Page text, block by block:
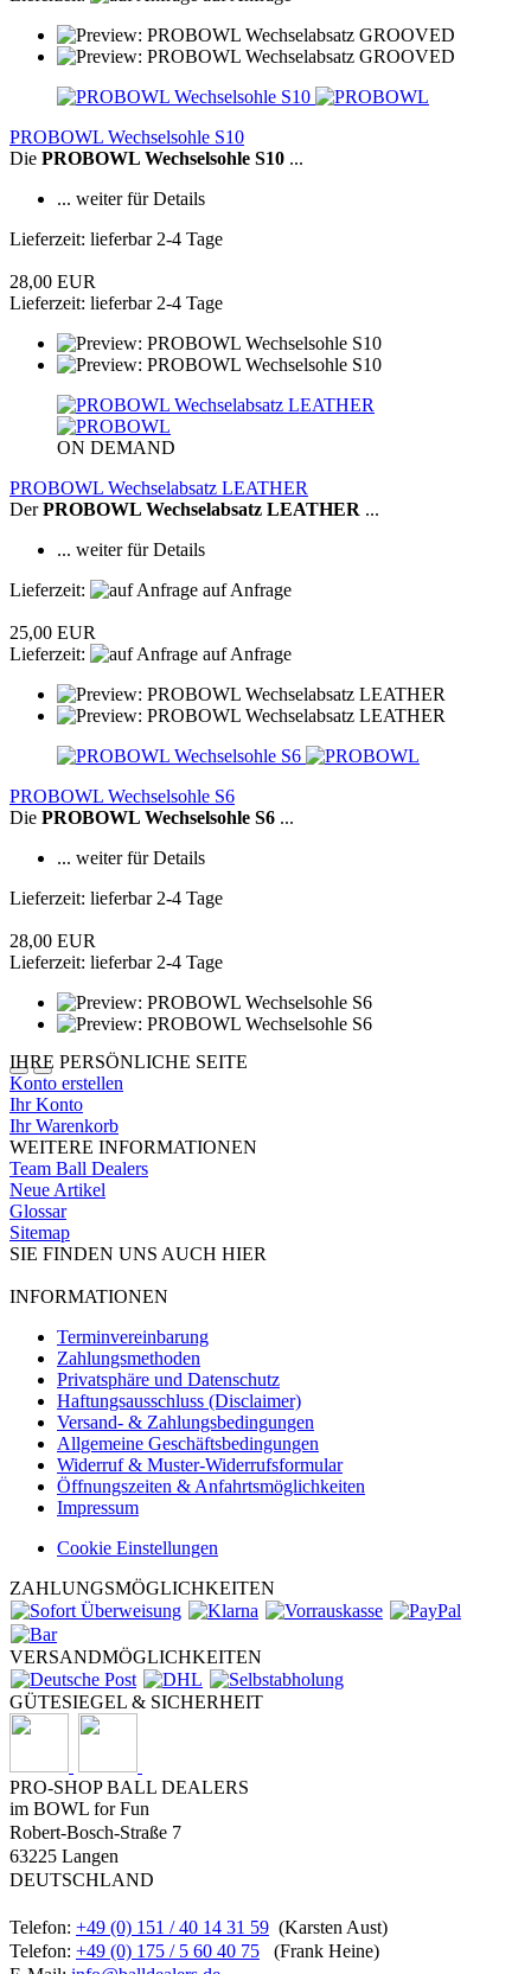
PROBOWL Wechselsohle S10
Die PROBOWL Wechselsohle S10 ...
... weiter für Details
Lieferzeit: lieferbar 2-4 Tage
28,00 EUR
Lieferzeit: lieferbar 2-4 Tage
ON DEMAND
PROBOWL Wechselabsatz LEATHER
DerPROBOWL Wechselabsatz LEATHER ...
... weiter für Details
Lieferzeit:
auf Anfrage
25,00 EUR
Lieferzeit:
auf Anfrage
PROBOWL Wechselsohle S6
Die PROBOWL Wechselsohle S6 ...
... weiter für Details
Lieferzeit: lieferbar 2-4 Tage
28,00 EUR
Lieferzeit: lieferbar 2-4 Tage
IHRE PERSÖNLICHE SEITE
Konto erstellen
Ihr Konto
Ihr Warenkorb
WEITERE INFORMATIONEN
Team Ball Dealers
Neue Artikel
Glossar
Sitemap
SIE FINDEN UNS AUCH HIER
INFORMATIONEN
Terminvereinbarung
Zahlungsmethoden
Privatsphäre und Datenschutz
Haftungsausschluss (Disclaimer)
Versand- & Zahlungsbedingungen
Allgemeine Geschäftsbedingungen
Widerruf & Muster-Widerrufsformular
Öffnungszeiten & Anfahrtsmöglichkeiten
Impressum
Cookie Einstellungen
ZAHLUNGSMÖGLICHKEITEN
VERSANDMÖGLICHKEITEN
GÜTESIEGEL & SICHERHEIT
PRO-SHOP BALL DEALERS
im BOWL for Fun
Robert-Bosch-Straße 7
63225 Langen
DEUTSCHLAND
Telefon: +49 (0) 151 / 40 14 31 59 (Karsten Aust)
Telefon: +49 (0) 175 / 5 60 40 75 (Frank Heine)